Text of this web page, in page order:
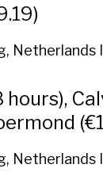
Netherlands
Netherlands